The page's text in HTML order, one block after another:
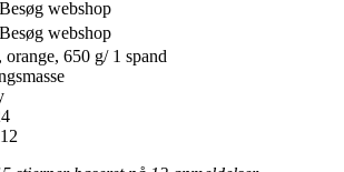
Besøg webshop
Besøg webshop
650 g/ 1 spand